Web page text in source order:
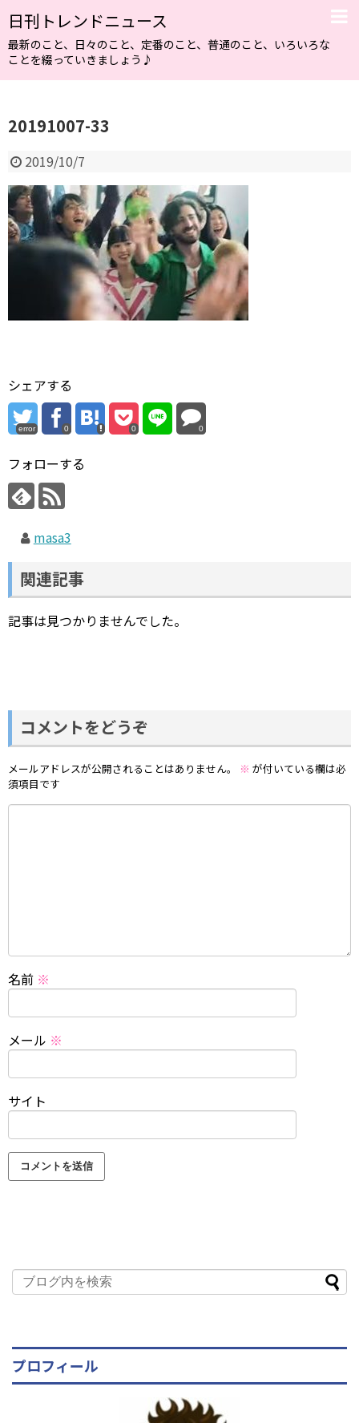
日刊トレンドニュース
最新のこと、日々のこと、定番のこと、普通のこと、いろいろな
ことを綴っていきましょう♪
20191007-33
2019/10/7
シェアする
error 0 0 0
フォローする
masa3
関連記事
記事は見つかりませんでした。
コメントをどうぞ
メールアドレスが公開されることはありません。 ※ が付いている欄は必
須項目です
名前 ※
メール ※
サイト
プロフィール